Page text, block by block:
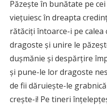
Păzeşte în bunătate pe
vieţuiesc în dreapta
rătăciţi întoarce-i pe calea
dragoste şi unire le
duşmănie şi despărţire
şi pune-le lor dragoste
de fii dăruieşte-le
creşte-i! Pe tineri